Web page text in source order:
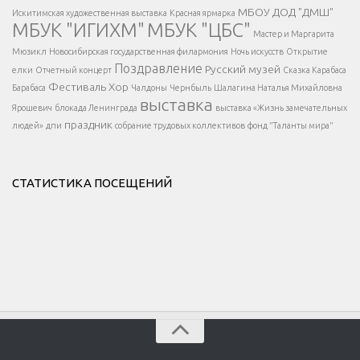
Написать
</button >
</div >
</div > </div >
Искитимская художественная выставка Красная ярмарка МБОУ ДОД "ДМШ"
МБУК "ИГИХМ" МБУК "ЦБС" Мастер и Маргарита
Мюзикл Новосибирская государственная филармония Ночь искусств Открытие
елки Отчетный концерт Поздравление Русский музей Сказка Карабаса
Барабаса Фестиваль Хор Чалдоны Чернбыль Шалагина Наталья Михайловна
Ярошевич блокада Ленинграда выставка выставка «Жизнь замечательных
людей» дпи праздник собрание трудовых коллективов фонд "Таланты мира"
СТАТИСТИКА ПОСЕЩЕНИЙ